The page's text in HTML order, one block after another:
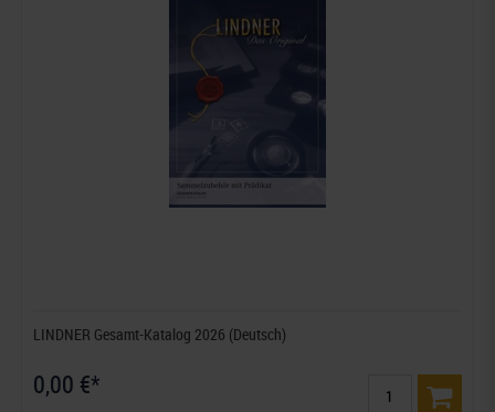
LINDNER Gesamt-Katalog 2026 (Deutsch)
0,00 €*